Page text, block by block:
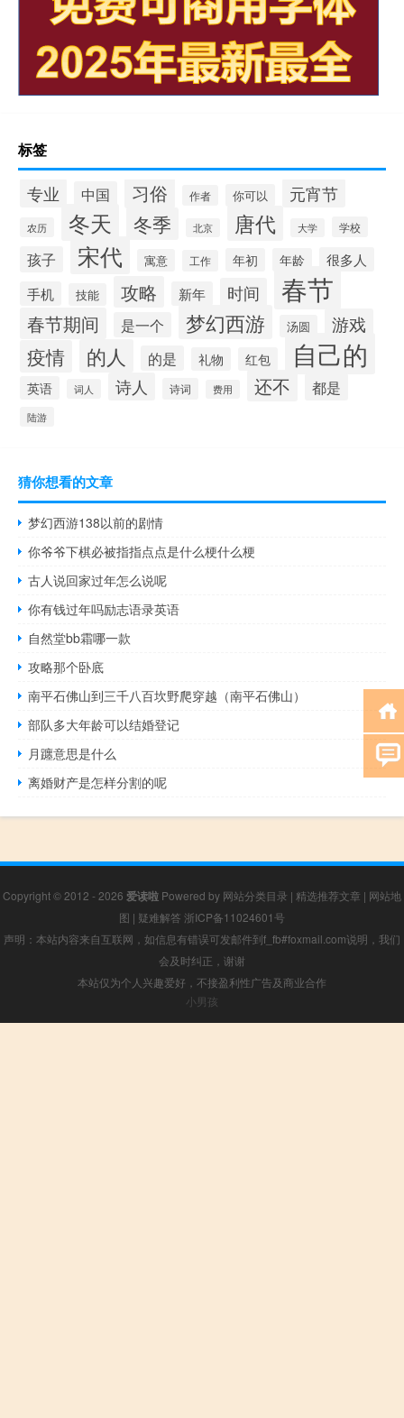
标签
专业 中国 习俗 作者 你可以 元宵节
农历 冬天 冬季 北京 唐代 大学 学校
孩子 宋代 寓意 工作 年初 年龄
很多人
手机
技能 攻略 新年 时间 春节
春节期间 是一个 梦幻西游 汤圆 游戏
疫情 的人 的是 礼物 红包 自己的
英语 词人 诗人 诗词 费用 还不 都是
陆游
猜你想看的文章
梦幻西游138以前的剧情
你爷爷下棋必被指指点点是什么梗什么梗
古人说回家过年怎么说呢
你有钱过年吗励志语录英语
自然堂bb霜哪一款
攻略那个卧底
南平石佛山到三千八百坎野爬穿越（南平石佛山）
部队多大年龄可以结婚登记
月躔意思是什么
离婚财产是怎样分割的呢
Copyright © 2012 - 2026 爱读啦 Powered by 网站分类目录 | 精选推荐文章 | 网站地
图 | 疑难解答 浙ICP备11024601号
声明：本站内容来自互联网，如信息有错误可发邮件到f_fb#foxmail.com说明，我们
会及时纠正，谢谢
本站仅为个人兴趣爱好，不接盈利性广告及商业合作
小男孩